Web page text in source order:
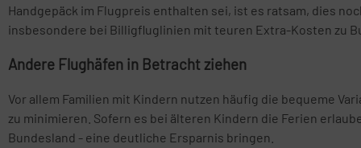
Handgepäck im Flugpreis enthalten sei, ist es ratsam, dies
insbesondere bei Billigfluglinien mit teuren Extra-Kosten zu
Andere Flughäfen in Betracht ziehen
Vor allem Familien mit Kindern nutzen häufig die bequeme
zu minimieren. Sofern es bei älteren Kindern die Ferien
Bundesland - eine deutliche Ersparnis bringen.